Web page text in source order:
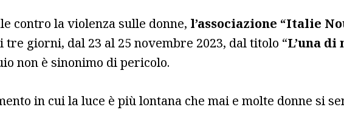
contro la violenza sulle donne, l’associazione “Italie
giorni, dal 23 al 25 novembre 2023, dal titolo “L’una
non è sinonimo di pericolo.
in cui la luce è più lontana che mai e molte donne si